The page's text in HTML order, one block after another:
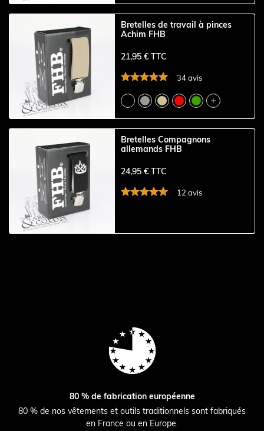
Bretelles de travail à pinces
Achim FHB
21,95 € TTC
34 avis

Bretelles Compagnons
allemands FHB
24,95 € TTC
12 avis
80 % de fabrication européenne
80 % de nos vêtements et outils traditionnels sont fabriqués
en France ou en Europe.